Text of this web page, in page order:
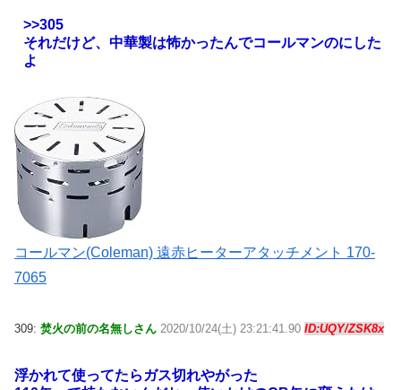
>>305
それだけど、中華製は怖かったんでコールマンのにした
よ
コールマン(Coleman) 遠赤ヒーターアタッチメント 170-
7065
309: 焚火の前の名無しさん 2020/10/24(土) 23:21:41.90 ID:UQY/ZSK8x
浮かれて使ってたらガス切れやがった